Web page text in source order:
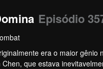
Episódio
era o maior
que estava